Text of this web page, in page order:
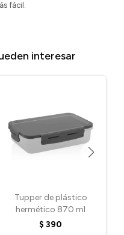
fácil.
interesar
Tupper de plástico
hermético 870 ml
$ 390